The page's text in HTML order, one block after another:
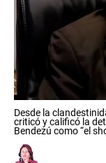
Desde la
criticó y calificó la
Bendezú como “el